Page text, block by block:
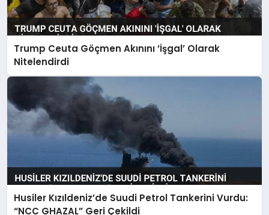
Trump Ceuta Göçmen Akınını ‘İşgal’ Olarak
Nitelendirdi
Husiler Kızıldeniz’de Suudi Petrol Tankerini Vurdu:
“NCC GHAZAL” Geri Çekildi